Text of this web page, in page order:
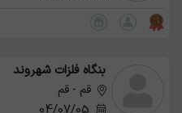
بنگاه فلزات شهروند
قم - قم